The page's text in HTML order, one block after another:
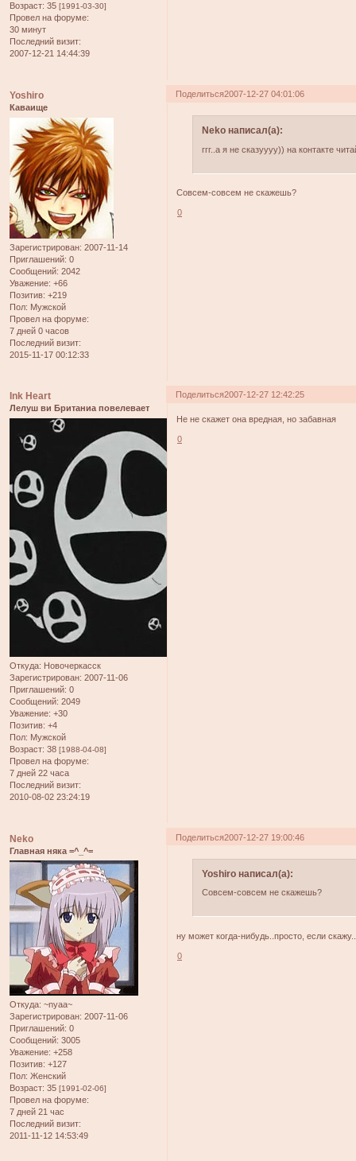
Возраст: 35 [1991-03-30]
Провел на форуме:
30 минут
Последний визит:
2007-12-21 14:44:39
Поделиться2007-12-27 04:01:06
Yoshiro
Каваище
Зарегистрирован: 2007-11-14
Приглашений: 0
Сообщений: 2042
Уважение: +66
Позитив: +219
Пол: Мужской
Провел на форуме:
7 дней 0 часов
Последний визит:
2015-11-17 00:12:33
Neko написал(а):
ггг..а я не сказуууу)) на контакте
Совсем-совсем не скажешь?
0
Поделиться2007-12-27 12:42:25
Ink Heart
Лелуш ви Британиа повелевает
Откуда: Новочеркасск
Зарегистрирован: 2007-11-06
Приглашений: 0
Сообщений: 2049
Уважение: +30
Позитив: +4
Пол: Мужской
Возраст: 38 [1988-04-08]
Провел на форуме:
7 дней 22 часа
Последний визит:
2010-08-02 23:24:19
Не не скажет она вредная, но забавная
0
Поделиться2007-12-27 19:00:46
Neko
Главная няка =^_^=
Откуда: ~nyaa~
Зарегистрирован: 2007-11-06
Приглашений: 0
Сообщений: 3005
Уважение: +258
Позитив: +127
Пол: Женский
Возраст: 35 [1991-02-06]
Провел на форуме:
7 дней 21 час
Последний визит:
2011-11-12 14:53:49
Yoshiro написал(а):
Совсем-совсем не скажешь?
ну может когда-нибудь..просто, если
0